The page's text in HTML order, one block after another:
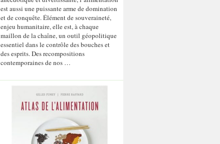
est aussi une puissante arme de domination
et de conquête. Élément de souveraineté,
enjeu humanitaire, elle est, à chaque
maillon de la chaîne, un outil géopolitique
essentiel dans le contrôle des bouches et
des esprits. Des recompositions
contemporaines de nos …